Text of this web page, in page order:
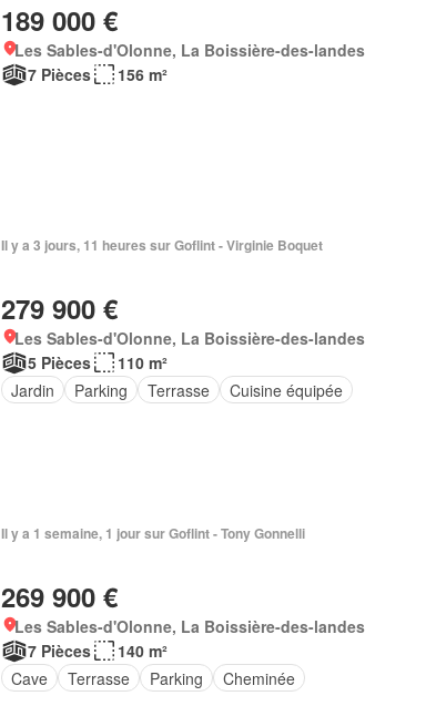
189 000 €
Les Sables-d'Olonne, La Boissière-des-landes
7 Pièces
156 m²
Il y a 3 jours, 11 heures sur Goflint - Virginie Boquet
279 900 €
Les Sables-d'Olonne, La Boissière-des-landes
5 Pièces
110 m²
Jardin
Parking Terrasse Cuisine équipée
Il y a 1 semaine, 1 jour sur Goflint - Tony Gonnelli
269 900 €
Les Sables-d'Olonne, La Boissière-des-landes
7 Pièces
140 m²
Cave
Terrasse Parking Cheminée